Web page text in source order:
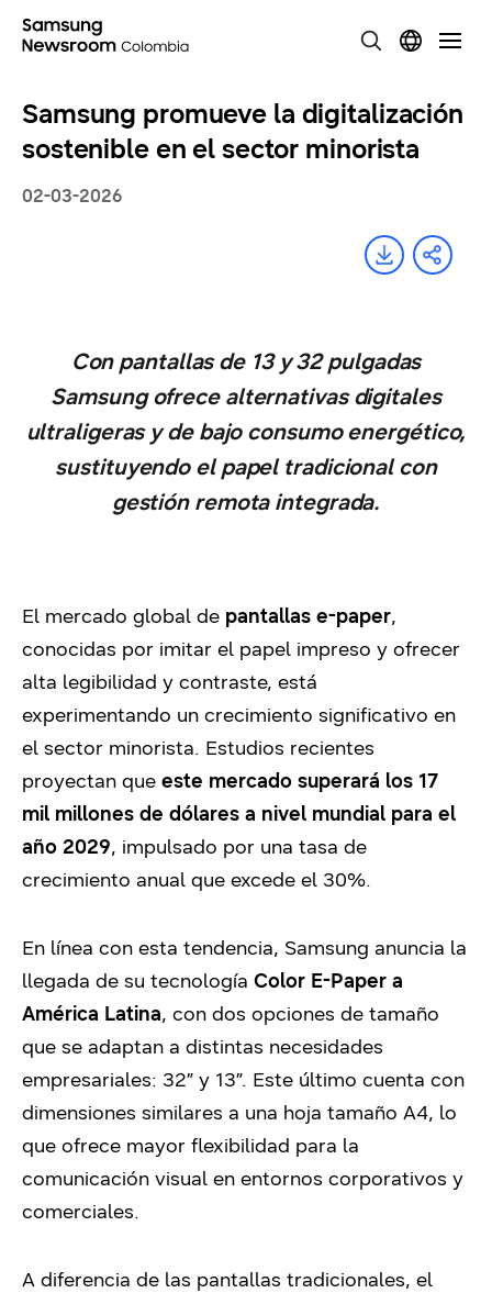
Samsung promueve la digitalización
sostenible en el sector minorista
02-03-2026
Con pantallas de 13 y 32 pulgadas
Samsung ofrece alternativas digitales
ultraligeras y de bajo consumo energético,
sustituyendo el papel tradicional con
gestión remota integrada.
El mercado global de pantallas e-paper,
conocidas por imitar el papel impreso y ofrecer
alta legibilidad y contraste, está
experimentando un crecimiento significativo en
el sector minorista. Estudios recientes
proyectan que este mercado superará los 17
mil millones de dólares a nivel mundial para el
año 2029, impulsado por una tasa de
crecimiento anual que excede el 30%.
En línea con esta tendencia, Samsung anuncia la
llegada de su tecnología Color E-Paper a
América Latina, con dos opciones de tamaño
que se adaptan a distintas necesidades
empresariales: 32” y 13”. Este último cuenta con
dimensiones similares a una hoja tamaño A4, lo
que ofrece mayor flexibilidad para la
comunicación visual en entornos corporativos y
comerciales.
A diferencia de las pantallas tradicionales, el